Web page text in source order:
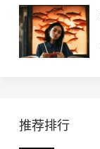
推荐排行